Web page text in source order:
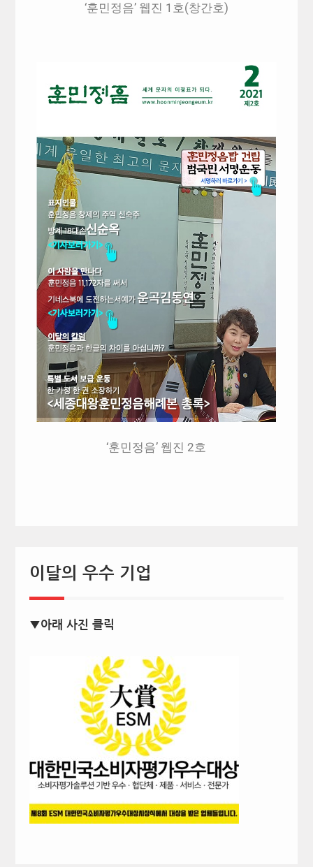
‘훈민정음’ 웹진 1호(창간호)
‘훈민정음’ 웹진 2호
이달의 우수 기업
▼아래 사진 클릭